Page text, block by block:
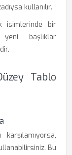
kullanılır.
isimlerinde bir
başlıklar
Tablo
Bu